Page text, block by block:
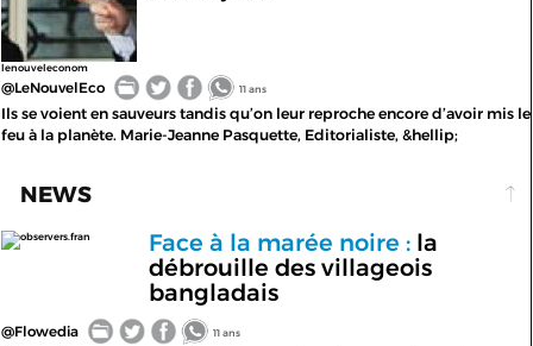
lenouveleconom
@LeNouvelEco 11 ans
Ils se voient en sauveurs tandis qu’on leur reproche encore d’avoir mis le
feu à la planète. Marie-Jeanne Pasquette, Editorialiste, &hellip;
NEWS
observers.fran Face à la marée noire :la
débrouille des villageois
bangladais
@Flowedia 11 ans